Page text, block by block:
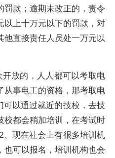
款；逾期未改正的，责令
以上十万元以下的罚款，对
直接责任人员处一万元以
放的，人人都可以考取电
从事电工的资格，那考取电
以通过就近的技校，去技
校都会稍加培训，在考试时
现在社会上有很多培训机
可以报名，培训机构也会